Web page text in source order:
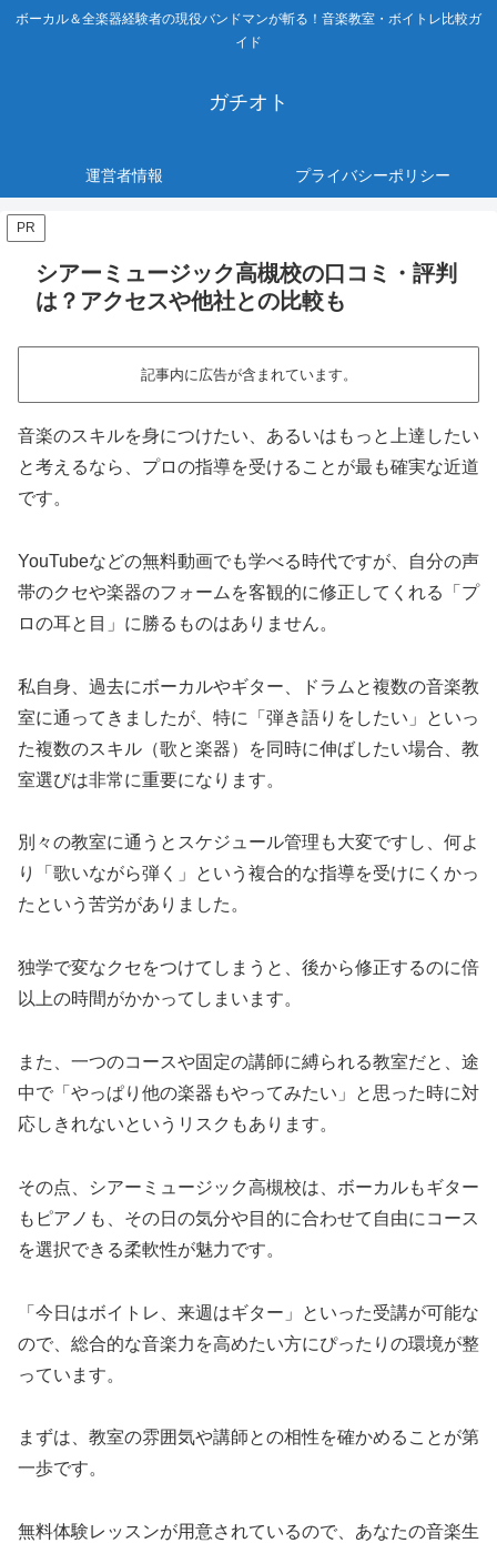
ボーカル＆全楽器経験者の現役バンドマンが斬る！音楽教室・ボイトレ比較ガ
イド
ガチオト
運営者情報 プライバシーポリシー
PR
シアーミュージック高槻校の口コミ・評判
は？アクセスや他社との比較も
記事内に広告が含まれています。
音楽のスキルを身につけたい、あるいはもっと上達したい
と考えるなら、プロの指導を受けることが最も確実な近道
です。
YouTubeなどの無料動画でも学べる時代ですが、自分の声
帯のクセや楽器のフォームを客観的に修正してくれる「プ
ロの耳と目」に勝るものはありません。
私自身、過去にボーカルやギター、ドラムと複数の音楽教
室に通ってきましたが、特に「弾き語りをしたい」といっ
た複数のスキル（歌と楽器）を同時に伸ばしたい場合、教
室選びは非常に重要になります。
別々の教室に通うとスケジュール管理も大変ですし、何よ
り「歌いながら弾く」という複合的な指導を受けにくかっ
たという苦労がありました。
独学で変なクセをつけてしまうと、後から修正するのに倍
以上の時間がかかってしまいます。
また、一つのコースや固定の講師に縛られる教室だと、途
中で「やっぱり他の楽器もやってみたい」と思った時に対
応しきれないというリスクもあります。
その点、シアーミュージック高槻校は、ボーカルもギター
もピアノも、その日の気分や目的に合わせて自由にコース
を選択できる柔軟性が魅力です。
「今日はボイトレ、来週はギター」といった受講が可能な
ので、総合的な音楽力を高めたい方にぴったりの環境が整
っています。
まずは、教室の雰囲気や講師との相性を確かめることが第
一歩です。
無料体験レッスンが用意されているので、あなたの音楽生